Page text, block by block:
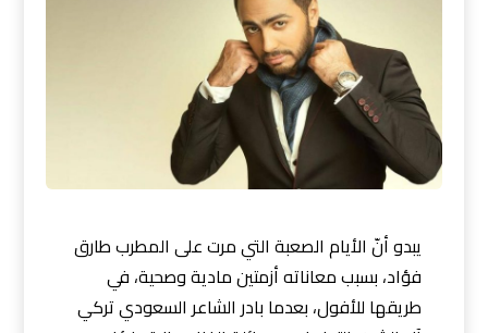
يبدو أنّ الأيام الصعبة التي مرت على المطرب طارق
فؤاد، بسبب معاناته أزمتين مادية وصحية، في
طريقها للأفول، بعدما بادر الشاعر السعودي تركي